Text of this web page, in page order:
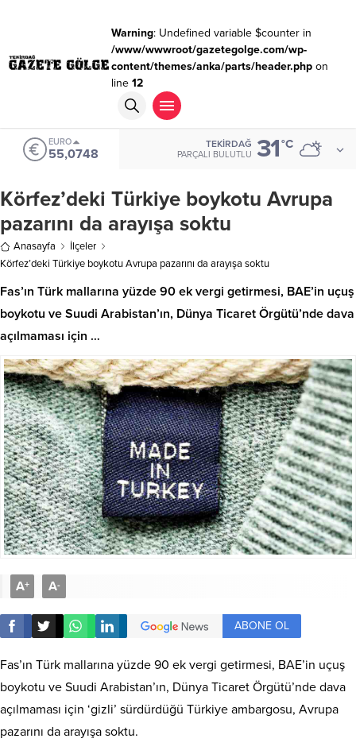
Warning: Undefined variable $counter in
/www/wwwroot/gazetegolge.com/wp-
content/themes/anka/parts/header.phpon
line 12
EURO
55,0748
TEKIRDAĞ
PARÇALI BULUTLU 31°C
Körfez’deki Türkiye boykotu Avrupa
pazarını da arayışa soktu
Anasayfa
İlçeler
Körfez’deki Türkiye boykotu Avrupa pazarını da arayışa soktu
Fas’ın Türk mallarına yüzde 90 ek vergi getirmesi, BAE’in uçuş
boykotu ve Suudi Arabistan’ın, Dünya Ticaret Örgütü’nde dava
açılmaması için …
A+ A-
ABONE OL
Fas’ın Türk mallarına yüzde 90 ek vergi getirmesi, BAE’in uçuş
boykotu ve Suudi Arabistan’ın, Dünya Ticaret Örgütü’nde dava
açılmaması için ‘gizli’ sürdürdüğü Türkiye ambargosu, Avrupa
pazarını da arayışa soktu.